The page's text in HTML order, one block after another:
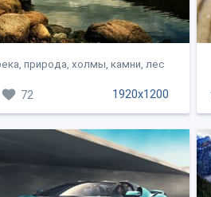
природа, холмы, камни, лес
1920x1200
72